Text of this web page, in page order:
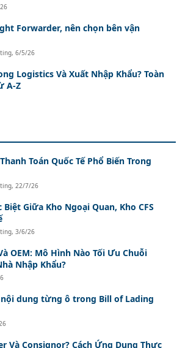
Forwarder, nên chọn bên vận
,6/5/26
Logistics Và Xuất Nhập Khẩu? Toàn
A-Z
Toán Quốc Tế Phổ Biến Trong
, 22/7/26
Biệt Giữa Kho Ngoại Quan, Kho CFS
,3/6/26
OEM: Mô Hình Nào Tối Ưu Chuỗi
Nhập Khẩu?
dung từng ô trong Bill of Lading
Và Consignor? Cách Ứng Dụng Thực